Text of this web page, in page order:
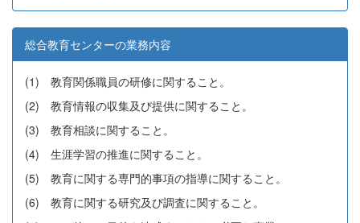
総合教育センターの業務内容
(1) 教育関係職員の研修に関すること。
(2) 教育情報の収集及び提供に関すること。
(3) 教育相談に関すること。
(4) 生涯学習の推進に関すること。
(5) 教育に関する専門的事項の指導に関すること。
(6) 教育に関する研究及び調査に関すること。